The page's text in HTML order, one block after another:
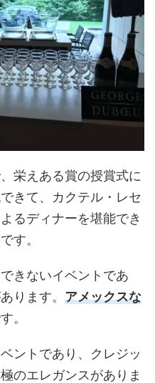
栄えある賞の授賞式に
きて、カクテル・レセ
るディナーを堪能でき
す。
きないイベントであ
ります。 アメックスな
。
ントであり、クレジッ
のエレガンスがありま